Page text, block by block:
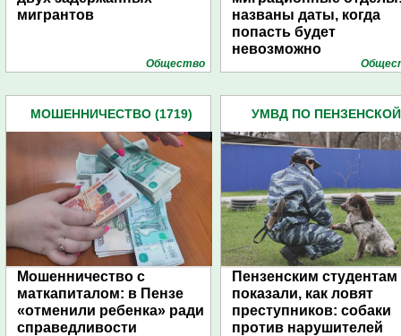
мигрантов
Общество
названы даты, когда
попасть будет
невозможно
МОШЕННИЧЕСТВО (1719)
Мошенничество с
маткапиталом: в Пензе
«отменили ребенка» ради
справедливости
УМВД ПО ПЕНЗЕНСКОЙ
Пензенским студентам
показали, как ловят
преступников: собаки
против нарушителей